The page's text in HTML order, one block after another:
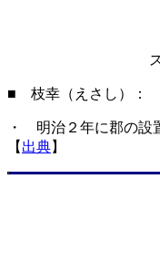
■ 枝幸（えさし）：
・ 明治２年に郡の設
【 出典】